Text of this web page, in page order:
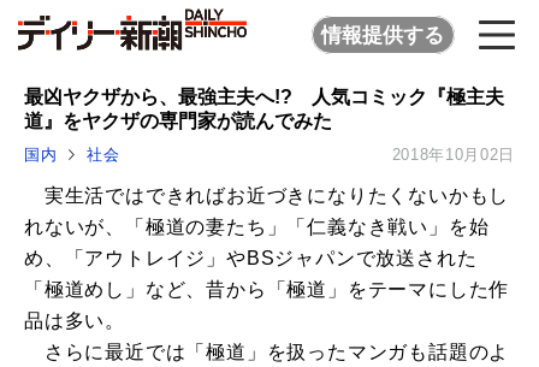
情報提供する
最凶ヤクザから、最強主夫へ!? 人気コミック『極主夫
道』をヤクザの専門家が読んでみた
国内 社会 2018年10月02日
実生活ではできればお近づきになりたくないかもし
れないが、「極道の妻たち」「仁義なき戦い」を始
め、「アウトレイジ」やBSジャパンで放送された
「極道めし」など、昔から「極道」をテーマにした作
品は多い。
さらに最近では「極道」を扱ったマンガも話題のよ